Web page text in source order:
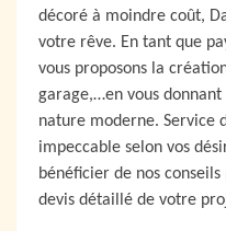
décoré à moindre coût,
votre rêve. En tant que
vous proposons la
garage,…en vous donnant
nature moderne. Service
impeccable selon vos
bénéficier de nos
devis détaillé de votre